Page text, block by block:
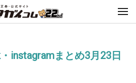
instagramまとめ3月23日